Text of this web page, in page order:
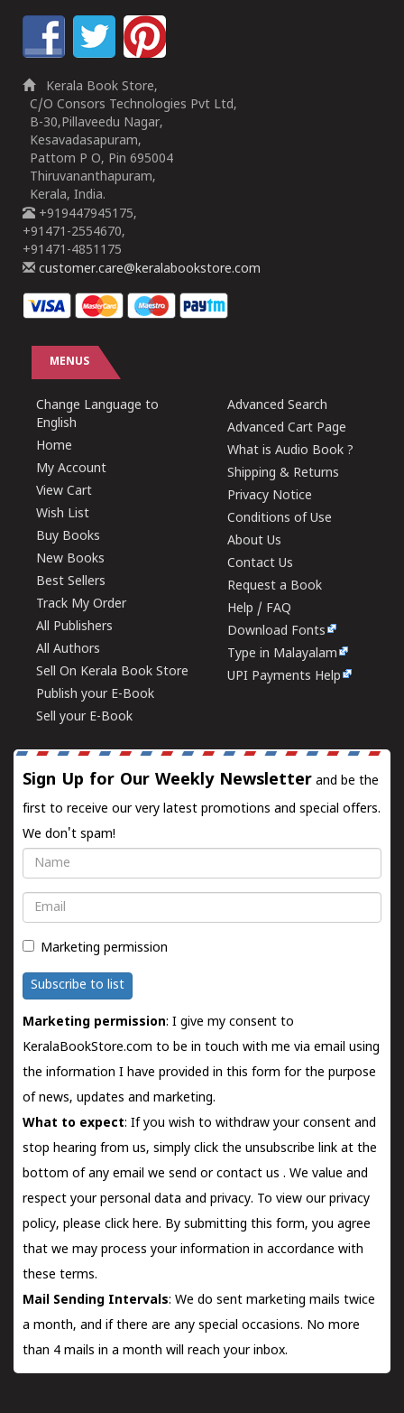
Kerala Book Store,
C/O Consors Technologies Pvt Ltd,
B-30,Pillaveedu Nagar,
Kesavadasapuram,
Pattom P O, Pin 695004
Thiruvananthapuram,
Kerala, India.
+919447945175,
+91471-2554670,
+91471-4851175
customer.care@keralabookstore.com
MENUS
Change Language to
English
Home
My Account
View Cart
Wish List
Buy Books
New Books
Best Sellers
Track My Order
All Publishers
All Authors
Sell On Kerala Book Store
Publish your E-Book
Sell your E-Book
Advanced Search
Advanced Cart Page
What is Audio Book ?
Shipping & Returns
Privacy Notice
Conditions of Use
About Us
Contact Us
Request a Book
Help / FAQ
Download Fonts
Type in Malayalam
UPI Payments Help
Sign Up for Our Weekly Newsletter and be the
first to receive our very latest promotions and special offers.
We don't spam!
Name
Email
Marketing permission
Subscribe to list
Marketing permission: I give my consent to
KeralaBookStore.com to be in touch with me via email using
the information I have provided in this form for the purpose
of news, updates and marketing.
What to expect: If you wish to withdraw your consent and
stop hearing from us, simply click the unsubscribe link at the
bottom of any email we send orcontact us . We value and
respect your personal data and privacy. To view our privacy
policy, please click here. By submitting this form, you agree
that we may process your information in accordance with
these terms.
Mail Sending Intervals: We do sent marketing mails twice
a month, and if there are any special occasions. No more
than 4 mails in a month will reach your inbox.